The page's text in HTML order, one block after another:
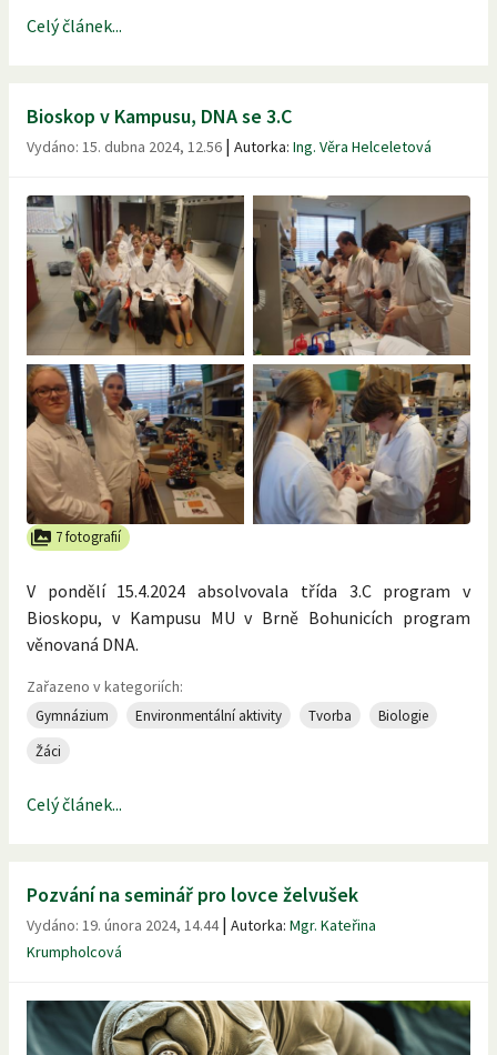
Celý článek...
Bioskop v Kampusu, DNA se 3.C
Vydáno: 15. dubna 2024, 12.56 | Autorka: Ing. Věra Helceletová
7 fotografií
V pondělí 15.4.2024 absolvovala třída 3.C program v
Bioskopu, v Kampusu MU v Brně Bohunicích program
věnovaná DNA.
Zařazeno v kategoriích:
Gymnázium Environmentální aktivity Tvorba
Biologie
Žáci
Celý článek...
Pozvání na seminář pro lovce želvušek
Vydáno: 19. února 2024, 14.44| Autorka: Mgr. Kateřina
Krumpholcová